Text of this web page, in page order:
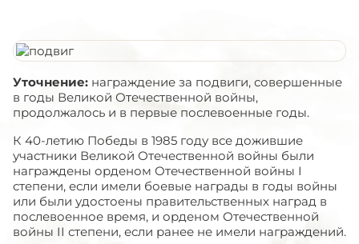
Уточнение: награждение за подвиги, совершенные
в годы Великой Отечественной войны,
продолжалось и в первые послевоенные годы.
К 40-летию Победы в 1985 году все дожившие
участники Великой Отечественной войны были
награждены орденом Отечественной войны I
степени, если имели боевые награды в годы войны
или были удостоены правительственных наград в
послевоенное время, и орденом Отечественной
войны II степени, если ранее не имели награждений.